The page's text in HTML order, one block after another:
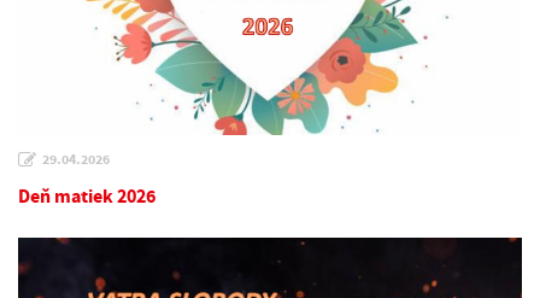
29.04.2026
Deň matiek 2026